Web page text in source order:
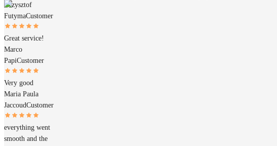
Krzysztof
FutymaCustomer
Great service!
Marco
PapiCustomer
Very good
Maria Paula
JaccoudCustomer
everything went
smooth and the